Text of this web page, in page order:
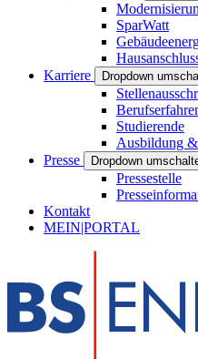
SparWatt
Karriere
Dropdown
Studierende
Ausbildung
Presse
Dropdown
Pressestelle
Kontakt
MEIN|PORTAL